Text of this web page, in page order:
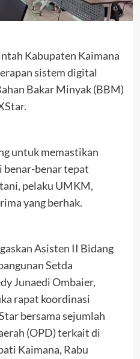
Kabupaten Kaimana
sistem digital
Bakar Minyak (BBM)
untuk memastikan
benar-benar tepat
pelaku UMKM,
yang berhak.
Asisten II Bidang
Setda
Junaedi Ombaier,
rapat koordinasi
bersama sejumlah
(OPD) terkait di
Kaimana, Rabu